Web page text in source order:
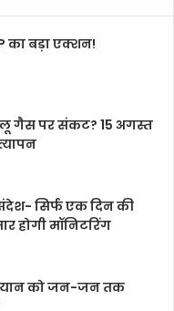
का बड़ा एक्शन!
गैस पर संकट? 15 अगस्त
सिर्फ एक दिन की
होगी मॉनिटरिंग
को जन-जन तक